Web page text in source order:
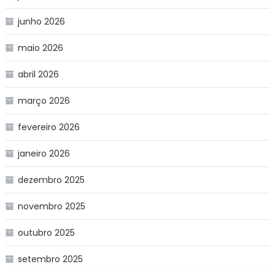
junho 2026
maio 2026
abril 2026
março 2026
fevereiro 2026
janeiro 2026
dezembro 2025
novembro 2025
outubro 2025
setembro 2025